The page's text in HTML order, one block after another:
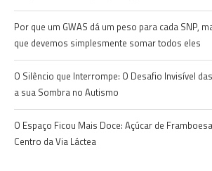
Por que um GWAS dá um peso para cada SNP,
que devemos simplesmente somar todos eles
O Silêncio que Interrompe: O Desafio Invisível
a sua Sombra no Autismo
O Espaço Ficou Mais Doce: Açúcar de
Centro da Via Láctea